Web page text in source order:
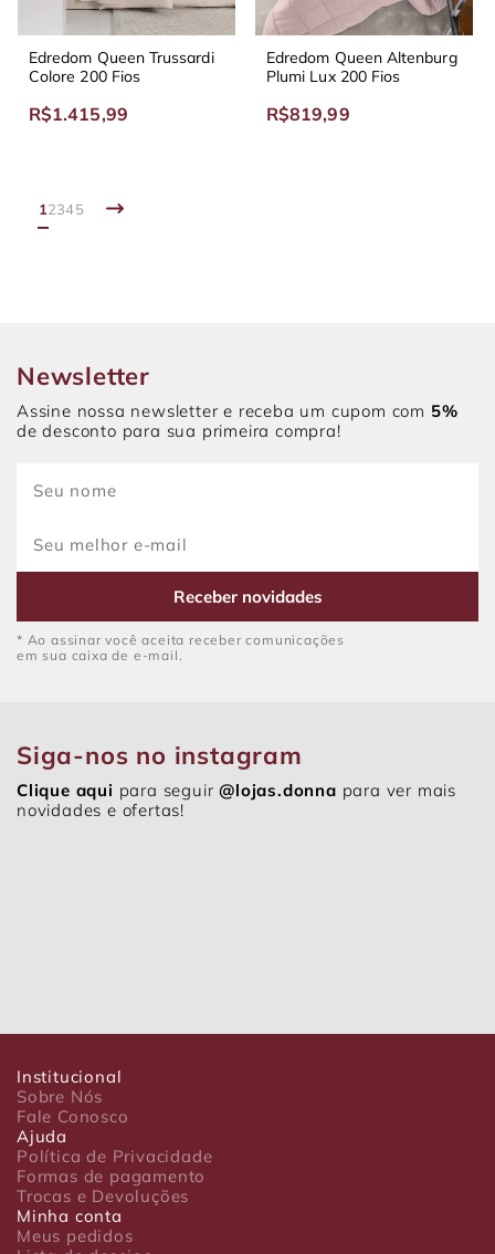
Edredom Queen Trussardi
Colore 200 Fios
R$1.415,99
Edredom Queen Altenburg
Plumi Lux 200 Fios
R$819,99
12345
Newsletter
Assine nossa newsletter e receba um cupom com 5%
de desconto para sua primeira compra!
Receber novidades
* Ao assinar você aceita receber comunicações
em sua caixa de e-mail.
Siga-nos no instagram
Clique aqui para seguir@lojas.donna para ver mais
novidades e ofertas!
Institucional
Sobre Nós
Fale Conosco
Ajuda
Política de Privacidade
Formas de pagamento
Trocas e Devoluções
Minha conta
Meus pedidos